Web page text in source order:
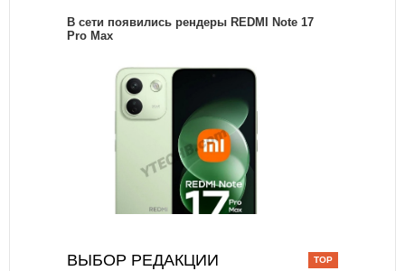
В сети появились рендеры REDMI Note 17
Pro Max
ВЫБОР РЕДАКЦИИ